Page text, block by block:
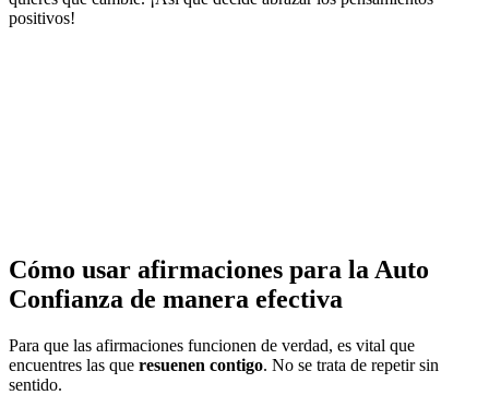
positivos!
Cómo usar afirmaciones para la Auto
Confianza de manera efectiva
Para que las afirmaciones funcionen de verdad, es vital que
encuentres las que resuenen contigo. No se trata de repetir sin
sentido.